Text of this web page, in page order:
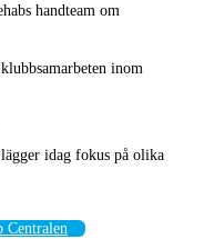
handteam om
inom
idag fokus på olika
Centralen